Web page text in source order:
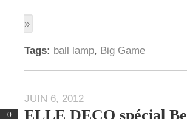
»
Tags: ball lamp, Big Game
JUIN 6, 2012
0 ELLE DECO spécial